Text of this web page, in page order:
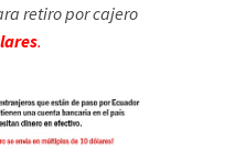
retiro por cajero
.